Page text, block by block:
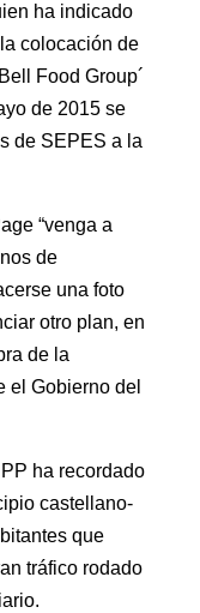
ha indicado
colocación de
Food Group´
de 2015 se
de SEPES a la
“venga a
de
una foto
otro plan, en
de la
el Gobierno del
ha recordado
castellano-
que
tráfico rodado